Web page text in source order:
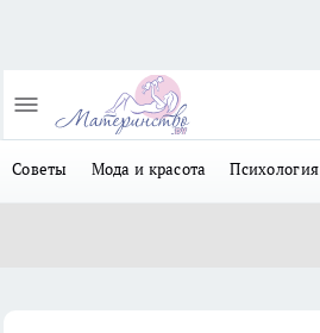
Советы Мода и красота Психология